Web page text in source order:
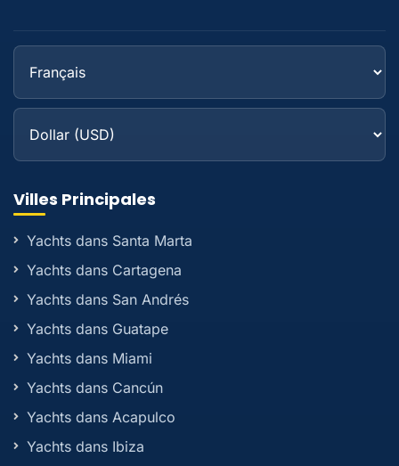
Villes Principales
Yachts dans Santa Marta
Yachts dans Cartagena
Yachts dans San Andrés
Yachts dans Guatape
Yachts dans Miami
Yachts dans Cancún
Yachts dans Acapulco
Yachts dans Ibiza